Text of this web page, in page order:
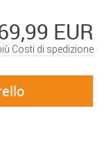
EUR
Costi di spedizione